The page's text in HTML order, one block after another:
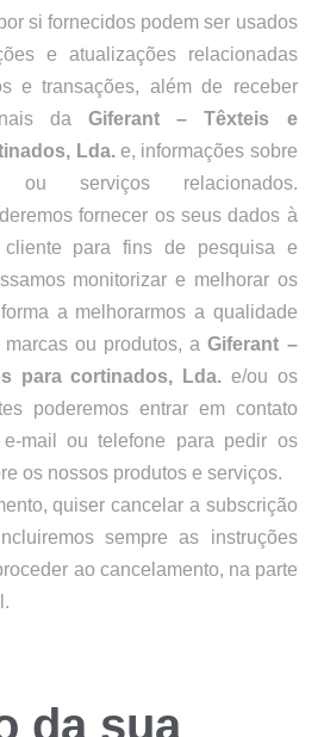
si fornecidos podem ser usados
e atualizações relacionadas
e transações, além de receber
da Giferant – Têxteis e
Lda. e, informações sobre
ou serviços relacionados.
fornecer os seus dados à
para fins de pesquisa e
monitorizar e melhorar os
a melhorarmos a qualidade
marcas ou produtos, aGiferant –
para cortinados, Lda. e/ou os
poderemos entrar em contato
mail ou telefone para pedir os
os nossos produtos e serviços.
quiser cancelar a subscrição
sempre as instruções
ao cancelamento, na parte
da sua